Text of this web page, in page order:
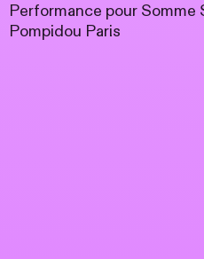
Performance pour
Pompidou Paris